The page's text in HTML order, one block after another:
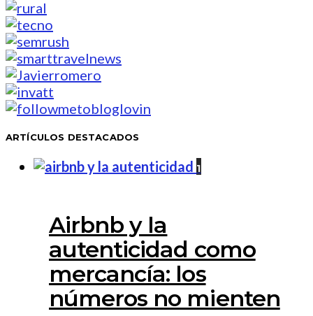
ARTÍCULOS DESTACADOS
1
Airbnb y la
autenticidad como
mercancía: los
números no mienten